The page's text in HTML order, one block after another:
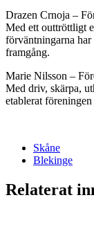
Drazen Crnoja –
Med ett outtröttligt
förväntningarna
framgång.
Marie Nilsson –
Med driv, skärpa,
etablerat
Skåne
Blekinge
Relaterat